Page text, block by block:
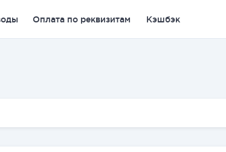
Оплата по реквизитам Кэшбэк